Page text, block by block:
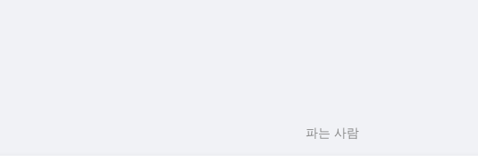
파는 사람